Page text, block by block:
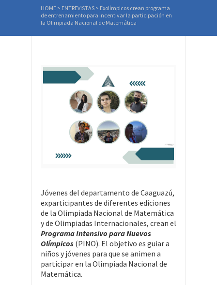
HOME > ENTREVISTAS > Exolímpicos crean programa
de entrenamiento para incentivar la participación en
la Olimpiada Nacional de Matemática
Jóvenes del departamento de Caaguazú,
exparticipantes de diferentes ediciones
de la Olimpiada Nacional de Matemática
y de Olimpiadas Internacionales, crean el
Programa Intensivo para Nuevos
Olímpicos (PINO). El objetivo es guiar a
niños y jóvenes para que se animen a
participar en la Olimpiada Nacional de
Matemática.